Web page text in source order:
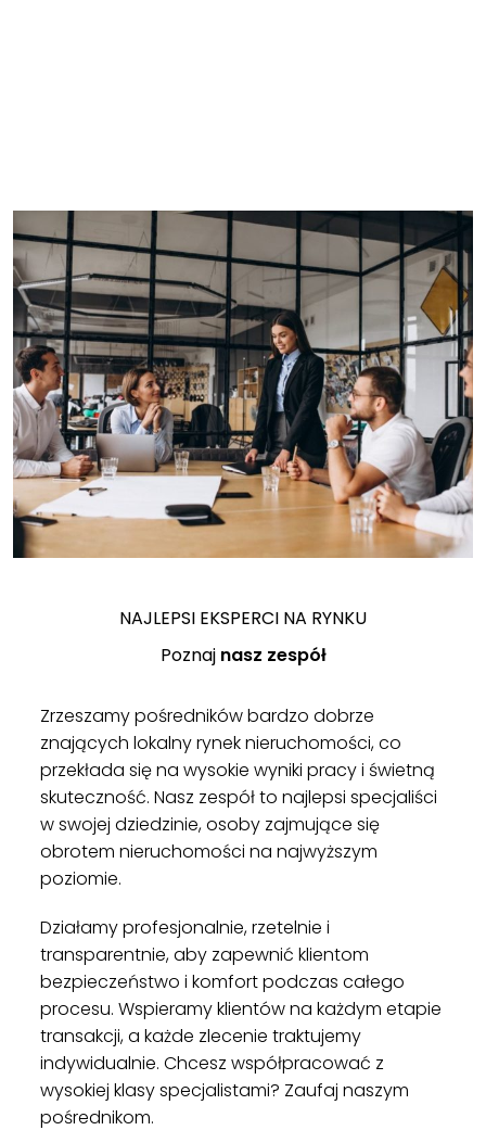
NAJLEPSI EKSPERCI NA RYNKU
Poznaj nasz zespół
Zrzeszamy pośredników bardzo dobrze
znających lokalny rynek nieruchomości, co
przekłada się na wysokie wyniki pracy i świetną
skuteczność. Nasz zespół to najlepsi specjaliści
w swojej dziedzinie, osoby zajmujące się
obrotem nieruchomości na najwyższym
poziomie.
Działamy profesjonalnie, rzetelnie i
transparentnie, aby zapewnić klientom
bezpieczeństwo i komfort podczas całego
procesu. Wspieramy klientów na każdym etapie
transakcji, a każde zlecenie traktujemy
indywidualnie. Chcesz współpracować z
wysokiej klasy specjalistami? Zaufaj naszym
pośrednikom.